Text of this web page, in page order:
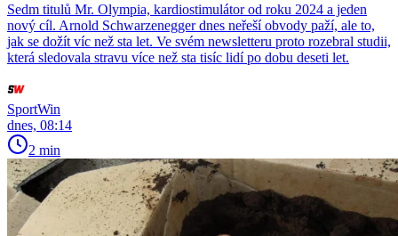
Sedm titulů Mr. Olympia, kardiostimulátor od roku 2024 a jeden
nový cíl. Arnold Schwarzenegger dnes neřeší obvody paží, ale to,
jak se dožít víc než sta let. Ve svém newsletteru proto rozebral studii,
která sledovala stravu více než sta tisíc lidí po dobu deseti let.
SportWin
dnes, 08:14
2 min